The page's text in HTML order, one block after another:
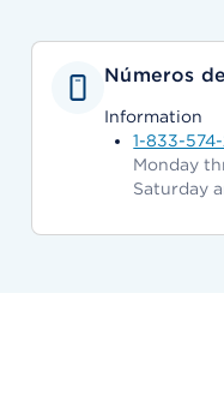
Números
Information
1-833-
Monday
Saturday